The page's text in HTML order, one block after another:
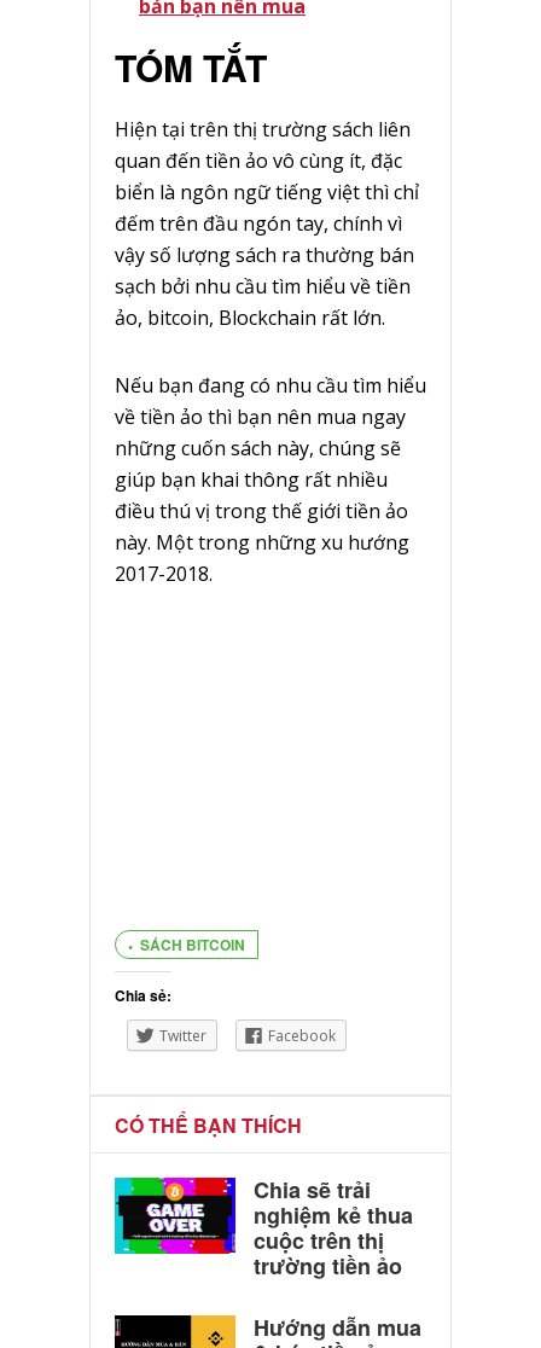
bản bạn nên mua
TÓM TẮT
Hiện tại trên thị trường sách liên
quan đến tiền ảo vô cùng ít, đặc
biển là ngôn ngữ tiếng việt thì chỉ
đếm trên đầu ngón tay, chính vì
vậy số lượng sách ra thường bán
sạch bởi nhu cầu tìm hiểu về tiền
ảo, bitcoin, Blockchain rất lớn.
Nếu bạn đang có nhu cầu tìm hiểu
về tiền ảo thì bạn nên mua ngay
những cuốn sách này, chúng sẽ
giúp bạn khai thông rất nhiều
điều thú vị trong thế giới tiền ảo
này. Một trong những xu hướng
2017-2018.
SÁCH BITCOIN
Chia sẻ:
Twitter Facebook
CÓ THỂ BẠN THÍCH
Chia sẽ trải
nghiệm kẻ thua
cuộc trên thị
trường tiền ảo
Hướng dẫn mua